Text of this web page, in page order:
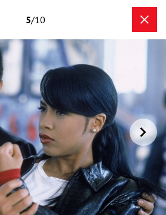
5/10